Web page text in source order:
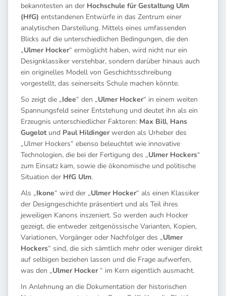
bekanntesten an der Hochschule für Gestaltung Ulm
(HfG) entstandenen Entwürfe in das Zentrum einer
analytischen Darstellung. Mittels eines umfassenden
Blicks auf die unterschiedlichen Bedingungen, die den
„Ulmer Hocker“ ermöglicht haben, wird nicht nur ein
Designklassiker verstehbar, sondern darüber hinaus auch
ein originelles Modell von Geschichtsschreibung
vorgestellt, das seinerseits Schule machen könnte.
So zeigt die „Idee“ den „Ulmer Hocker“ in einem weiten
Spannungsfeld seiner Entstehung und deutet ihn als ein
Erzeugnis unterschiedlicher Faktoren: Max Bill, Hans
Gugelotund Paul Hildingerwerden als Urheber des
„Ulmer Hockers“ ebenso beleuchtet wie innovative
Technologien, die bei der Fertigung des „Ulmer Hockers“
zum Einsatz kam, sowie die ökonomische und politische
Situation der HfG Ulm.
Als „Ikone“ wird der „Ulmer Hocker“ als einen Klassiker
der Designgeschichte präsentiert und als Teil ihres
jeweiligen Kanons inszeniert. So werden auch Hocker
gezeigt, die entweder zeitgenössische Varianten, Kopien,
Variationen, Vorgänger oder Nachfolger des „Ulmer
Hockers“ sind, die sich sämtlich mehr oder weniger direkt
auf selbigen beziehen lassen und die Frage aufwerfen,
was den „Ulmer Hocker“ im Kern eigentlich ausmacht.
In Anlehnung an die Dokumentation der historischen